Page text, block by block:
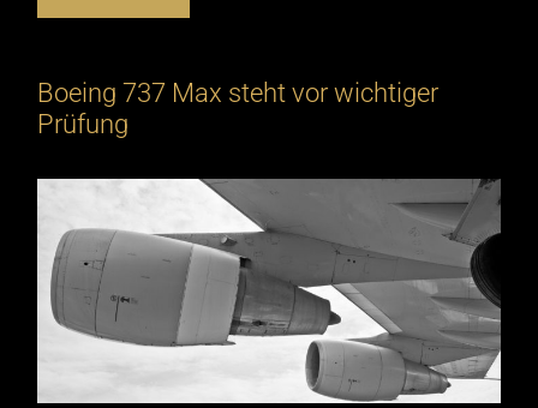
Boeing 737 Max steht vor wichtiger
Prüfung